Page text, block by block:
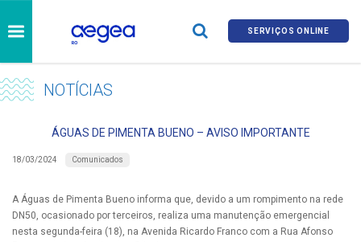
SERVIÇOS ONLINE
NOTÍCIAS
ÁGUAS DE PIMENTA BUENO – AVISO IMPORTANTE
18/03/2024 Comunicados
A Águas de Pimenta Bueno informa que, devido a um rompimento na rede
DN50, ocasionado por terceiros, realiza uma manutenção emergencial
nesta segunda-feira (18), na Avenida Ricardo Franco com a Rua Afonso